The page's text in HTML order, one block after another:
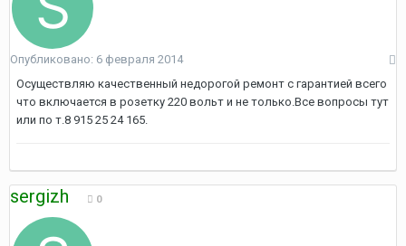
Опубликовано: 6 февраля 2014
Осуществляю качественный недорогой ремонт с гарантией всего
что включается в розетку 220 вольт и не только.Все вопросы тут
или по т.8 915 25 24 165.
sergizh 0